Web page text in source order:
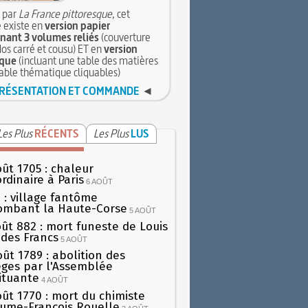
La France pittoresque, cet
existe enversion papier
3 volumes reliés(couverture
carré et cousu) ET enversion
(incluant une table des matières
thématique cliquables)
ET COMMANDE ◄
Plus RÉCENTS Les Plus LUS
1705 : chaleur
à Paris 6 AOÛT
: village fantôme
la Haute-Corse 5 AOÛT
882 : mort funeste de Louis
Francs 5 AOÛT
1789 : abolition des
par l'Assemblée
4 AOÛT
1770 : mort du chimiste